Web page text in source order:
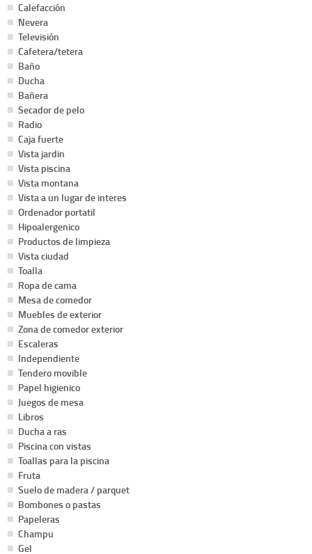
Calefacción
Nevera
Televisión
Cafetera/tetera
Baño
Ducha
Bañera
Secador de pelo
Radio
Caja fuerte
Vista jardin
Vista piscina
Vista montana
Vista a un lugar de interes
Ordenador portatil
Hipoalergenico
Productos de limpieza
Vista ciudad
Toalla
Ropa de cama
Mesa de comedor
Muebles de exterior
Zona de comedor exterior
Escaleras
Independiente
Tendero movible
Papel higienico
Juegos de mesa
Libros
Ducha a ras
Piscina con vistas
Toallas para la piscina
Fruta
Suelo de madera / parquet
Bombones o pastas
Papeleras
Champu
Gel